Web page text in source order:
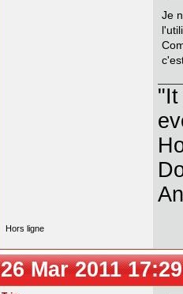
Je
"It
Hors ligne
26 Mar 2011